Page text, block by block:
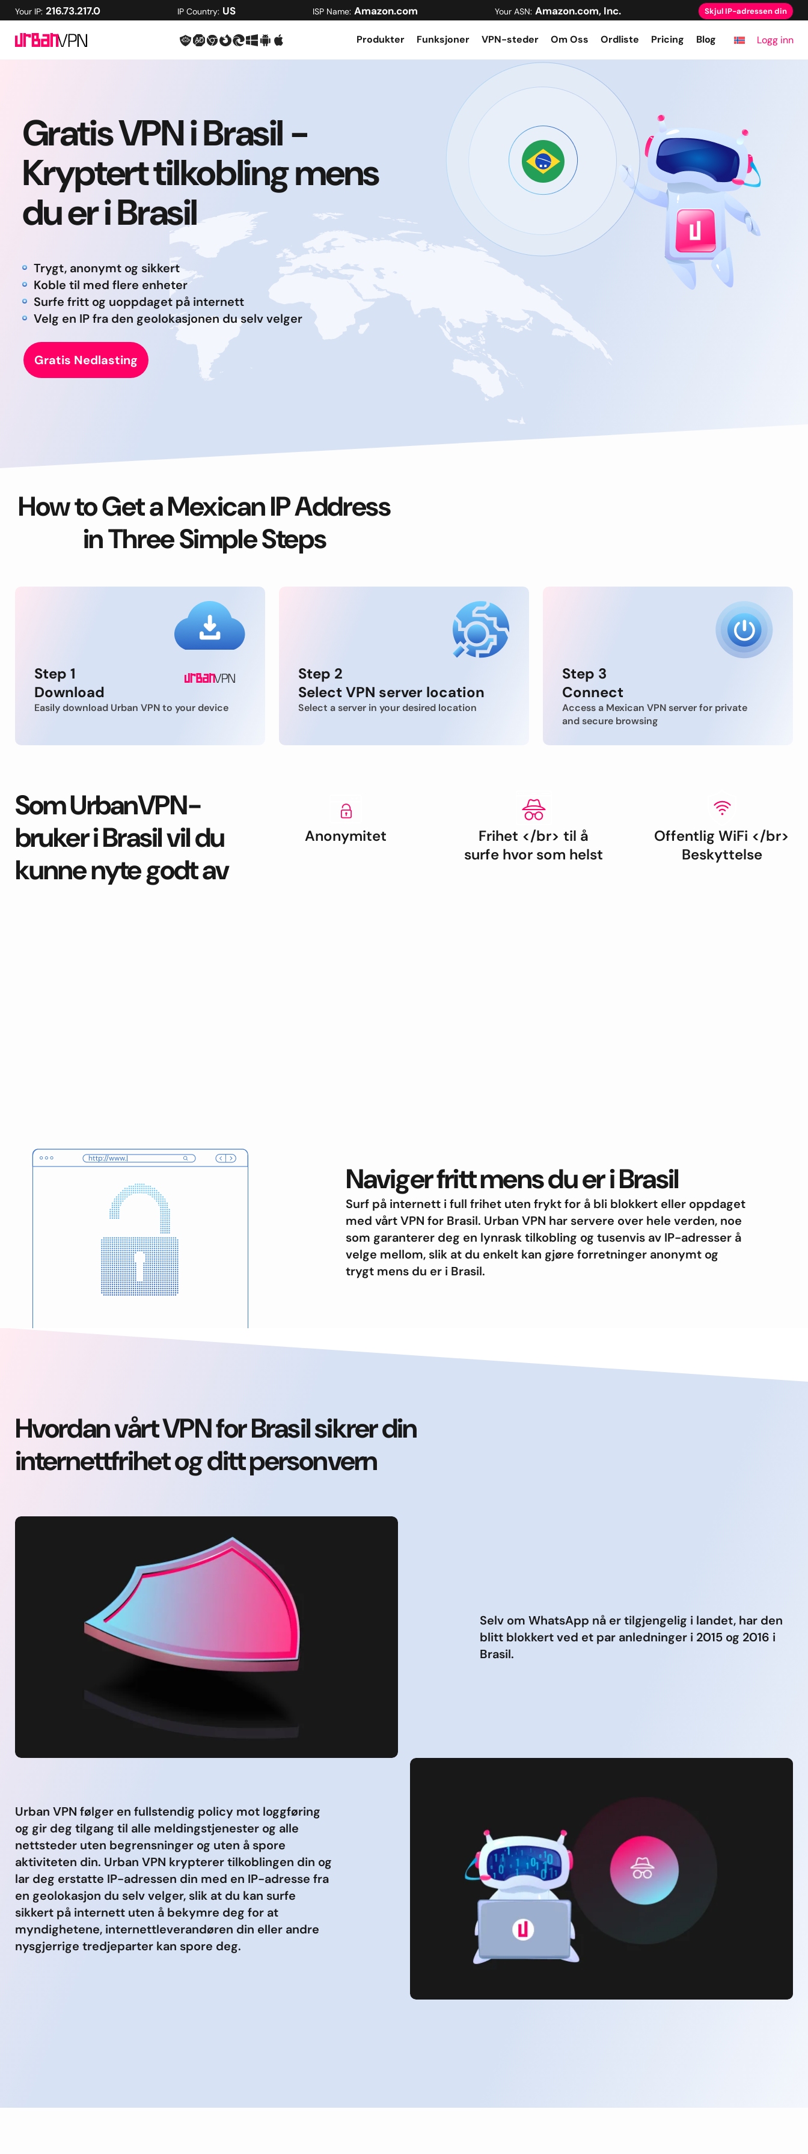
Your IP: 216.73.217.0 IP Country: US ISP Name: Amazon.com Your ASN: Amazon.com, Inc. Skjul IP-adressen din
Produkter Funksjoner VPN-steder Om Oss Ordliste Pricing Blog Logg inn
Gratis VPN i Brasil -
Kryptert tilkobling mens
du er i Brasil
Trygt, anonymt og sikkert
Koble til med flere enheter
Surfe fritt og uoppdaget på internett
Velg en IP fra den geolokasjonen du selv velger
Gratis Nedlasting
How to Get a Mexican IP Address
in Three Simple Steps
Step 1
Download
Easily download Urban VPN to your device
Step 2
Select VPN server location
Select a server in your desired location
Step 3
Connect
Access a Mexican VPN server for private
and secure browsing
Som UrbanVPN-
bruker i Brasil vil du
kunne nyte godt av
Anonymitet
Frihet </br> til å
surfe hvor som helst
Offentlig WiFi </br>
Beskyttelse
Naviger fritt mens du er i Brasil
Surf på internett i full frihet uten frykt for å bli blokkert eller oppdaget
med vårt VPN for Brasil. Urban VPN har servere over hele verden, noe
som garanterer deg en lynrask tilkobling og tusenvis av IP-adresser å
velge mellom, slik at du enkelt kan gjøre forretninger anonymt og
trygt mens du er i Brasil.
Hvordan vårt VPN for Brasil sikrer din
internettfrihet og ditt personvern
Selv om WhatsApp nå er tilgjengelig i landet, har den
blitt blokkert ved et par anledninger i 2015 og 2016 i
Brasil.
Urban VPN følger en fullstendig policy mot loggføring
og gir deg tilgang til alle meldingstjenester og alle
nettsteder uten begrensninger og uten å spore
aktiviteten din. Urban VPN krypterer tilkoblingen din og
lar deg erstatte IP-adressen din med en IP-adresse fra
en geolokasjon du selv velger, slik at du kan surfe
sikkert på internett uten å bekymre deg for at
myndighetene, internettleverandøren din eller andre
nysgjerrige tredjeparter kan spore deg.